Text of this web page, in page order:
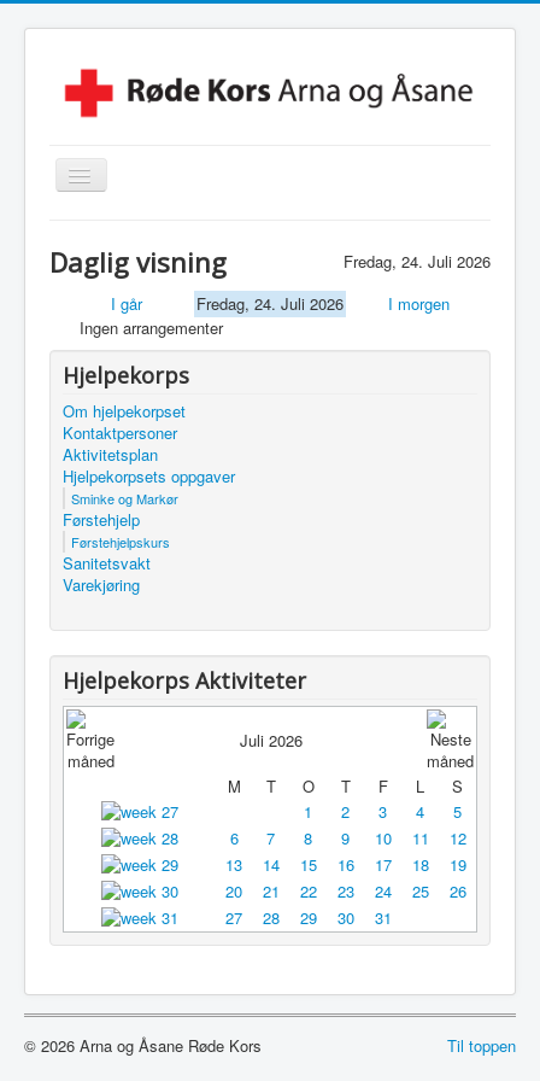
Skjul/Vis
navigasjon
Lokalforening
Leksehjelpen
Beredskapsvakt
Besøkstjenesten
Kontakt Oss
Linker
Utleie
Daglig visning
Fredag, 24. Juli 2026
I går
Fredag, 24. Juli 2026
I morgen
Ingen arrangementer
Hjelpekorps
Om hjelpekorpset
Kontaktpersoner
Aktivitetsplan
Hjelpekorpsets oppgaver
Sminke og Markør
Førstehjelp
Førstehjelpskurs
Sanitetsvakt
Varekjøring
Hjelpekorps Aktiviteter
Juli 2026
M
T O T F L
S
1
2 3 4
5
6
7 8 9 10 11
12
13
14 15 16 17 18
19
20
21 22 23 24 25
26
27
28 29 30 31
Til toppen
© 2026 Arna og Åsane Røde Kors